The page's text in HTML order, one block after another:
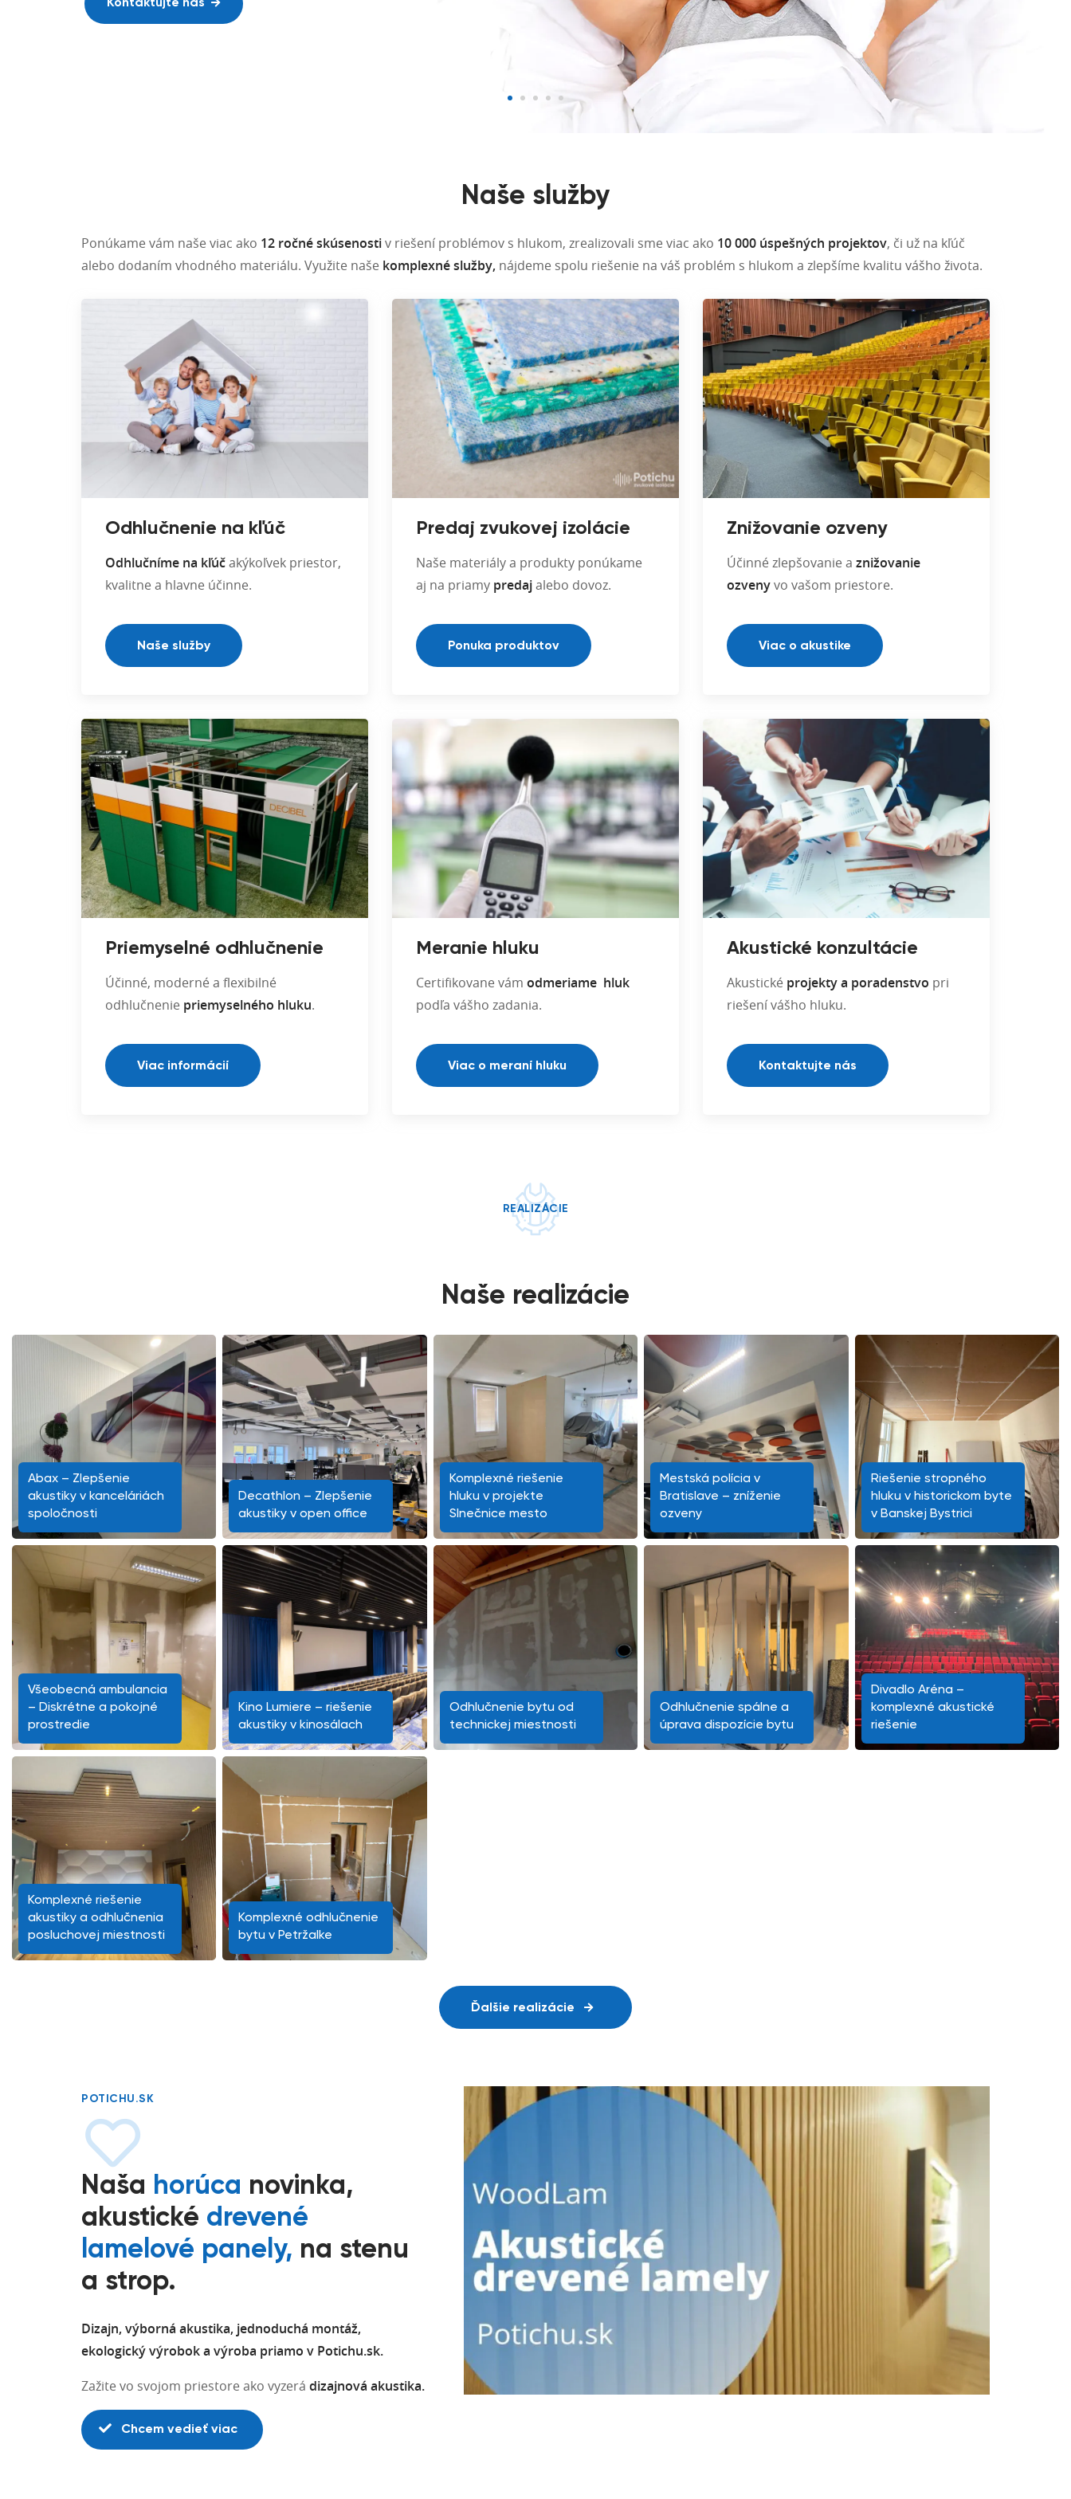
Kontaktujte nás
Realizácie po celom Slovensku,
Rakúsku aj v Českej republike.
Náš showroom
Skvelá kročajová izolácia
Naše služby
Ponúkame vám naše viac ako 12 ročné skúsenostiv riešení problémov s hlukom, zrealizovali sme viac ako 10 000 úspešných projektov, či už na kľúč
alebo dodaním vhodného materiálu. Využite naše komplexné služby, nájdeme spolu riešenie na váš problém s hlukom a zlepšíme kvalitu vášho života.
Odhlučnenie na kľúč
Odhlučníme na kľúčakýkoľvek priestor,
kvalitne a hlavne účinne.
Naše služby
Predaj zvukovej izolácie
Naše materiály a produkty ponúkame
aj na priamy predajalebo dovoz.
Ponuka produktov
Znižovanie ozveny
Účinné zlepšovanie a znižovanie
ozvenyvo vašom priestore.
Viac o akustike
Priemyselné odhlučnenie
Účinné, moderné a flexibilné
odhlučnenie priemyselného hluku.
Viac informácií
Meranie hluku
Certifikovane vám odmeriame hluk
podľa vášho zadania.
Viac o meraní hluku
Akustické konzultácie
Akustické projekty a poradenstvo pri
riešení vášho hluku.
Kontaktujte nás
REALIZÁCIE
Naše realizácie
Abax – Zlepšenie
akustiky v kanceláriách
spoločnosti
Decathlon – Zlepšenie
akustiky v open office
Komplexné riešenie
hluku v projekte
Slnečnice mesto
Mestská polícia v
Bratislave – zníženie
ozveny
Riešenie stropného
hluku v historickom byte
v Banskej Bystrici
Všeobecná ambulancia
– Diskrétne a pokojné
prostredie
Kino Lumiere – riešenie
akustiky v kinosálach
Odhlučnenie bytu od
technickej miestnosti
Odhlučnenie spálne a
úprava dispozície bytu
Divadlo Aréna –
komplexné akustické
riešenie
Komplexné riešenie
akustiky a odhlučnenia
posluchovej miestnosti
Komplexné odhlučnenie
bytu v Petržalke
Ďalšie realizácie
POTICHU.SK
Naša horúca novinka,
akustické drevené
lamelové panely, na stenu
a strop.
Dizajn, výborná akustika, jednoduchá montáž,
ekologický výrobok a výroba priamo v Potichu.sk.
Zažite vo svojom priestore ako vyzerá dizajnová akustika.
Chcem vedieť viac